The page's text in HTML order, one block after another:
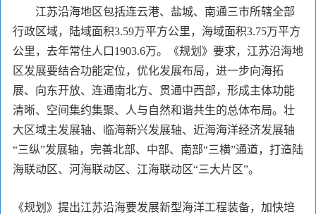
江苏沿海地区包括连云港、盐城、南通三市所辖全部
行政区域，陆域面积3.59万平方公里，海域面积3.75万平方
公里，去年常住人口1903.6万。《规划》要求，江苏沿海地
区发展要结合功能定位，优化发展布局，进一步向海拓
展、向东开放、连通南北方、贯通中西部，形成主体功能
清晰、空间集约集聚、人与自然和谐共生的总体布局。壮
大区域主发展轴、临海新兴发展轴、近海海洋经济发展轴
“三纵”发展轴，完善北部、中部、南部“三横”通道，打造陆
海联动区、河海联动区、江海联动区“三大片区”。
《规划》提出江苏沿海要发展新型海洋工程装备，加快培